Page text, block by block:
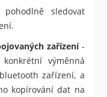
sledovat
zařízení-
výměnná
zařízení, a
kopírování dat na